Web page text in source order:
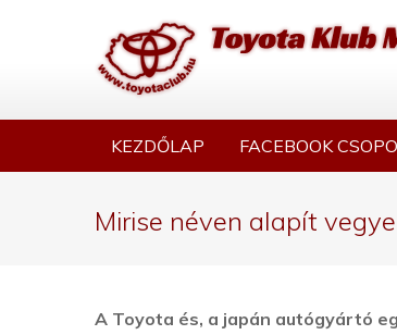
KEZDŐLAP FACEBOOK
Mirise néven alapít
A Toyota és, a japán autógyártó